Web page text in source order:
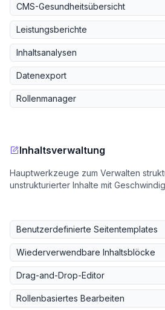
CMS-Gesundheitsübersicht
Leistungsberichte
Inhaltsanalysen
Datenexport
Rollenmanager
Inhaltsverwaltung
Hauptwerkzeuge zum Verwalten
unstrukturierter Inhalte mit
Benutzerdefinierte Seitentemplates
Wiederverwendbare Inhaltsblöcke
Drag-and-Drop-Editor
Rollenbasiertes Bearbeiten